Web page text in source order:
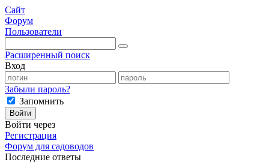
Сайт
Форум
Пользователи
Расширенный поиск
Вход
Забыли пароль?
Запомнить
Войти
Войти через
Регистрация
Форум для садоводов
Последние ответы